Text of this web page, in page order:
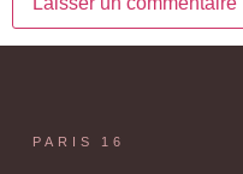
PARIS 16